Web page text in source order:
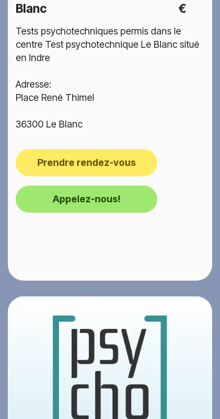
Blanc
€
Tests psychotechniques permis dans le
centre Test psychotechnique Le Blanc situé
en Indre
Adresse:
Place René Thimel
36300 Le Blanc
Prendre rendez-vous
Appelez-nous!